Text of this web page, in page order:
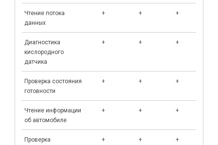
Чтение потока
данных
+ + +
Диагностика
кислородного
датчика
+ + +
Проверка состояния
готовности
+ + +
Чтение информации
об автомобиле
+ + +
Проверка
+ + +